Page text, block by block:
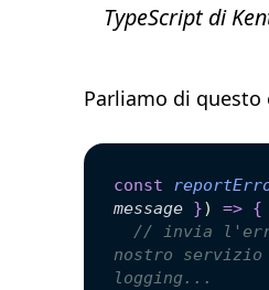
TypeScriptdi
Parliamo di questo
const
message }) => {
nostro servizio
logging...